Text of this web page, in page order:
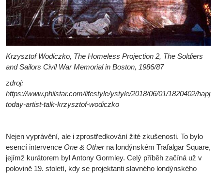
Krzysztof Wodiczko, The Homeless Projection 2, The Soldiers
and Sailors Civil War Memorial in Boston, 1986/87
zdroj:
https://www.philstar.com/lifestyle/ystyle/2018/06/01/1820402/
today-artist-talk-krzysztof-wodiczko
Nejen vyprávění, ale i zprostředkování žité zkušenosti. To bylo
esencí intervence One & Other na londýnském Trafalgar Square,
jejímž kurátorem byl Antony Gormley. Celý příběh začíná už v
polovině 19. století, kdy se projektanti slavného londýnského